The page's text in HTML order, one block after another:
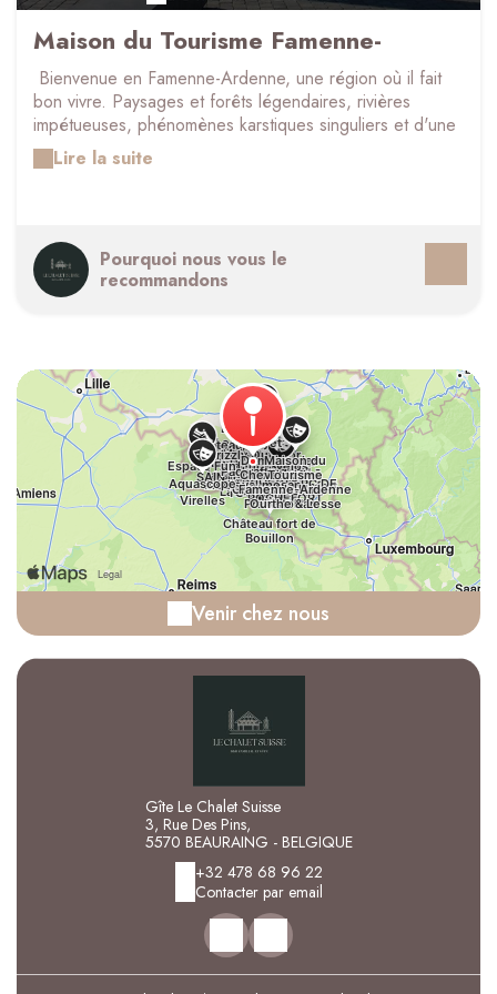
Maison du Tourisme Famenne-
Ardenne Ourthe & Lesse
Bienvenue en Famenne-Ardenne, une région où il fait
bon vivre. Paysages et forêts légendaires, rivières
impétueuses, phénomènes karstiques singuliers et d'une
beauté singulière, une faune et une flore exceptionnelle,
sans compter notre terroir, le reflet gustatif de
viennent s'y ressourcer mais c'est aussi une région
incontournable pour vivre l'histoire et le patrimoine avec
de nombreux châteaux, grottes, musées et autres belles
Lire la suite
Pourquoi nous vous le
recommandons
Venir chez nous
Gîte Le Chalet Suisse
3, Rue Des Pins,
5570 BEAURAING - BELGIQUE
+32 478 68 96 22
Contacter par email